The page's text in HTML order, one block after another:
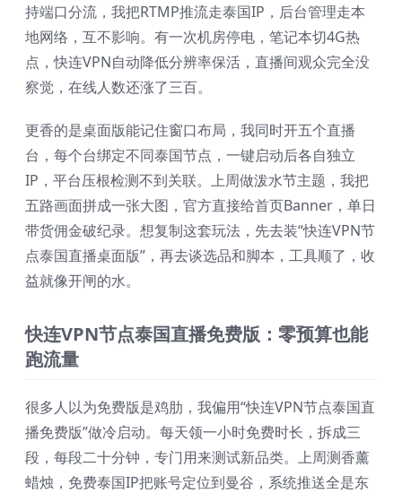
持端口分流，我把RTMP推流走泰国IP，后台管理走本
地网络，互不影响。有一次机房停电，笔记本切4G热
点，快连VPN自动降低分辨率保活，直播间观众完全没
察觉，在线人数还涨了三百。
更香的是桌面版能记住窗口布局，我同时开五个直播
台，每个台绑定不同泰国节点，一键启动后各自独立
IP，平台压根检测不到关联。上周做泼水节主题，我把
五路画面拼成一张大图，官方直接给首页Banner，单日
带货佣金破纪录。想复制这套玩法，先去装“快连VPN节
点泰国直播桌面版”，再去谈选品和脚本，工具顺了，收
益就像开闸的水。
快连VPN节点泰国直播免费版：零预算也能
跑流量
很多人以为免费版是鸡肋，我偏用“快连VPN节点泰国直
播免费版”做冷启动。每天领一小时免费时长，拆成三
段，每段二十分钟，专门用来测试新品类。上周测香薰
蜡烛，免费泰国IP把账号定位到曼谷，系统推送全是东